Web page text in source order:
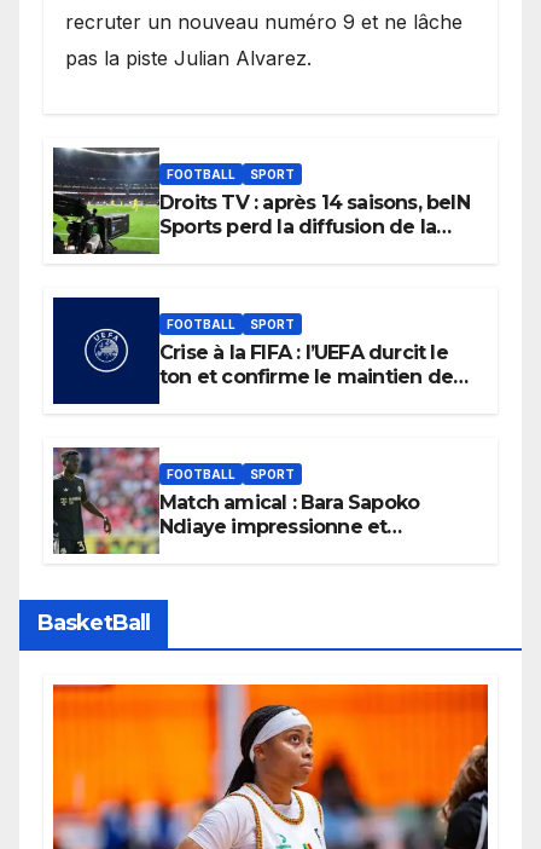
recruter un nouveau numéro 9 et ne lâche
pas la piste Julian Alvarez.
FOOTBALL SPORT
Droits TV : après 14 saisons, beIN
Sports perd la diffusion de la
FOOTBALL SPORT
Crise à la FIFA : l’UEFA durcit le
ton et confirme le maintien de
FOOTBALL SPORT
Match amical : Bara Sapoko
Ndiaye impressionne et
BasketBall